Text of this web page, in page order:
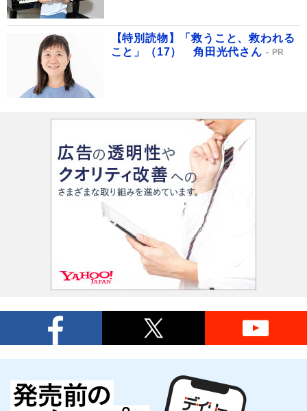
【特別読物】「救うこと、救われる
こと」（17） 角田光代さん
PR